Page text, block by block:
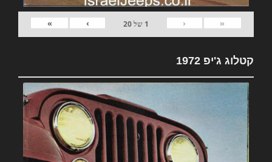
«
‹
1 של20
›
»
קטלוג ג'יפ 1972